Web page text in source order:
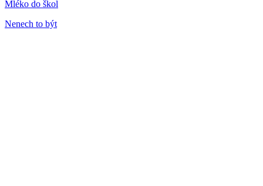
Mléko do škol
Nenech to být